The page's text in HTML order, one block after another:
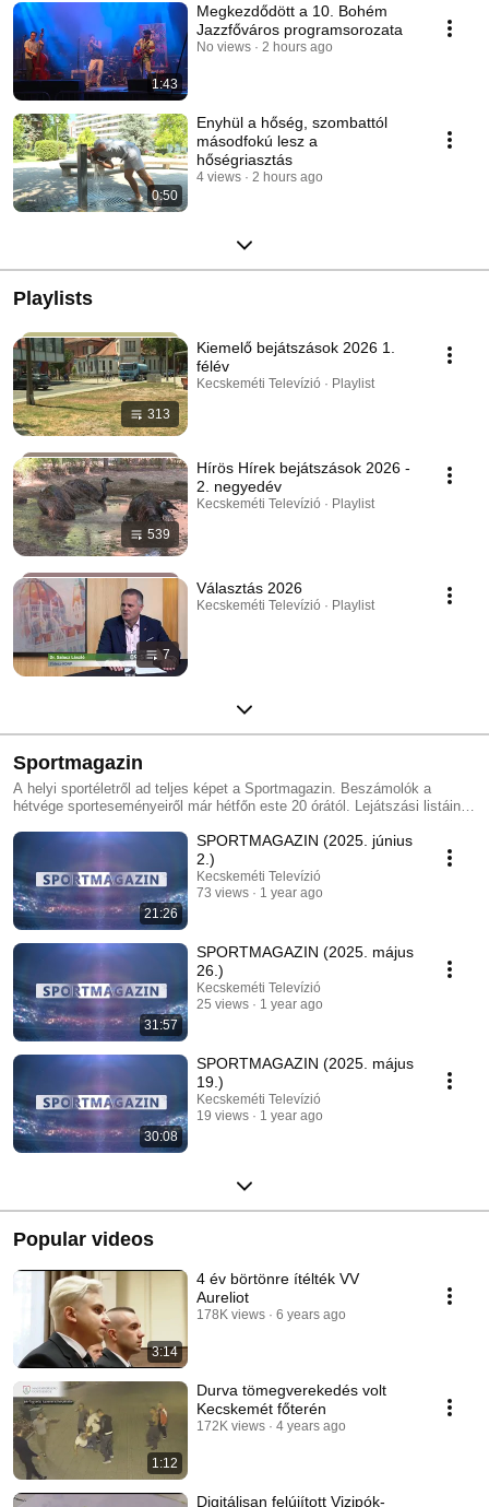
1:43
Megkezdődött a 10. Bohém
Jazzfőváros programsorozata
No views 2 hours ago
0:50
Enyhül a hőség, szombattól
másodfokú lesz a
hőségriasztás
4 views 2 hours ago
Playlists
313
Kiemelő bejátszások 2026 1.
félév
Kecskeméti Televízió · Playlist
539
Hírös Hírek bejátszások 2026 -
2. negyedév
Kecskeméti Televízió · Playlist
7
Választás 2026
Kecskeméti Televízió · Playlist
Sportmagazin
A helyi sportéletről ad teljes képet a Sportmagazin. Beszámolók a
hétvége sporteseményeiről már hétfőn este 20 órától. Lejátszási listáink
megtalálható itt: https://hiros.hu/kecskemeti-tv/
21:26
SPORTMAGAZIN (2025. június
2.)
Kecskeméti Televízió
73 views
1 year ago
31:57
SPORTMAGAZIN (2025. május
26.)
Kecskeméti Televízió
25 views
1 year ago
30:08
SPORTMAGAZIN (2025. május
19.)
Kecskeméti Televízió
19 views
1 year ago
Popular videos
3:14
4 év börtönre ítélték VV
Aureliot
178K views 6 years ago
1:12
Durva tömegverekedés volt
Kecskemét főterén
172K views 4 years ago
Digitálisan felújított Vizipók-